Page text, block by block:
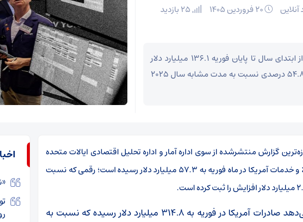
کسری کالا و خدمات آمریکا از ابتدای سال تا پایان فوریه ۱۳۶.۱ میلیارد دلار
کاهش یافته که معادل افت ۵۴.۸ درصدی نسبت به مدت مشابه سال ۲۰۲۵
گزارش منتشرشده از سوی اداره آمار و اداره تحلیل اقتصادی ایالات متحده
نشان می‌دهد کسری تجاری کالا و خدمات آمریکا در ماه فوریه به ۵۷.۳ میلیارد دلار رسیده است؛ رقمی که نسبت
جزئیات این گزارش نشان می‌دهد صادرات آمریکا در فوریه به ۳۱۴.۸ میلیارد دلار رسیده که نسبت به